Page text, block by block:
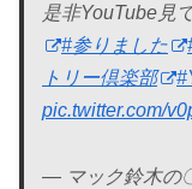
是非YouTube見
#参りました
トリー倶楽部
pic.twitter.com/
— マック鈴木の